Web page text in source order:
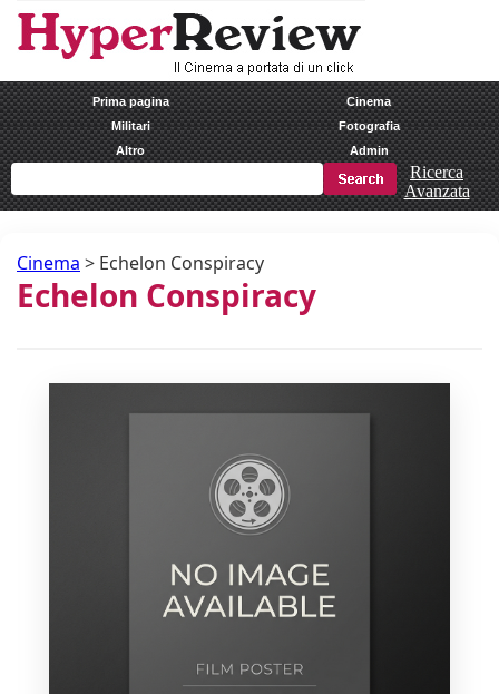
Prima pagina
Cinema
Militari
Fotografia
Altro
Admin
Ricerca
Avanzata
Cinema > Echelon Conspiracy
Echelon Conspiracy